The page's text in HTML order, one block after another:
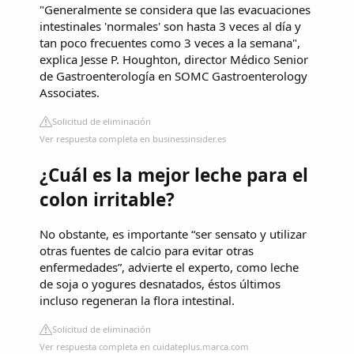
"Generalmente se considera que las evacuaciones
intestinales 'normales' son hasta 3 veces al día y
tan poco frecuentes como 3 veces a la semana",
explica Jesse P. Houghton, director Médico Senior
de Gastroenterología en SOMC Gastroenterology
Associates.
Solicitud de eliminación
Ver respuesta completa en businessinsider.es
¿Cuál es la mejor leche para el
colon irritable?
No obstante, es importante “ser sensato y utilizar
otras fuentes de calcio para evitar otras
enfermedades”, advierte el experto, como leche
de soja o yogures desnatados, éstos últimos
incluso regeneran la flora intestinal.
Solicitud de eliminación
Ver respuesta completa en cuidateplus.marca.com